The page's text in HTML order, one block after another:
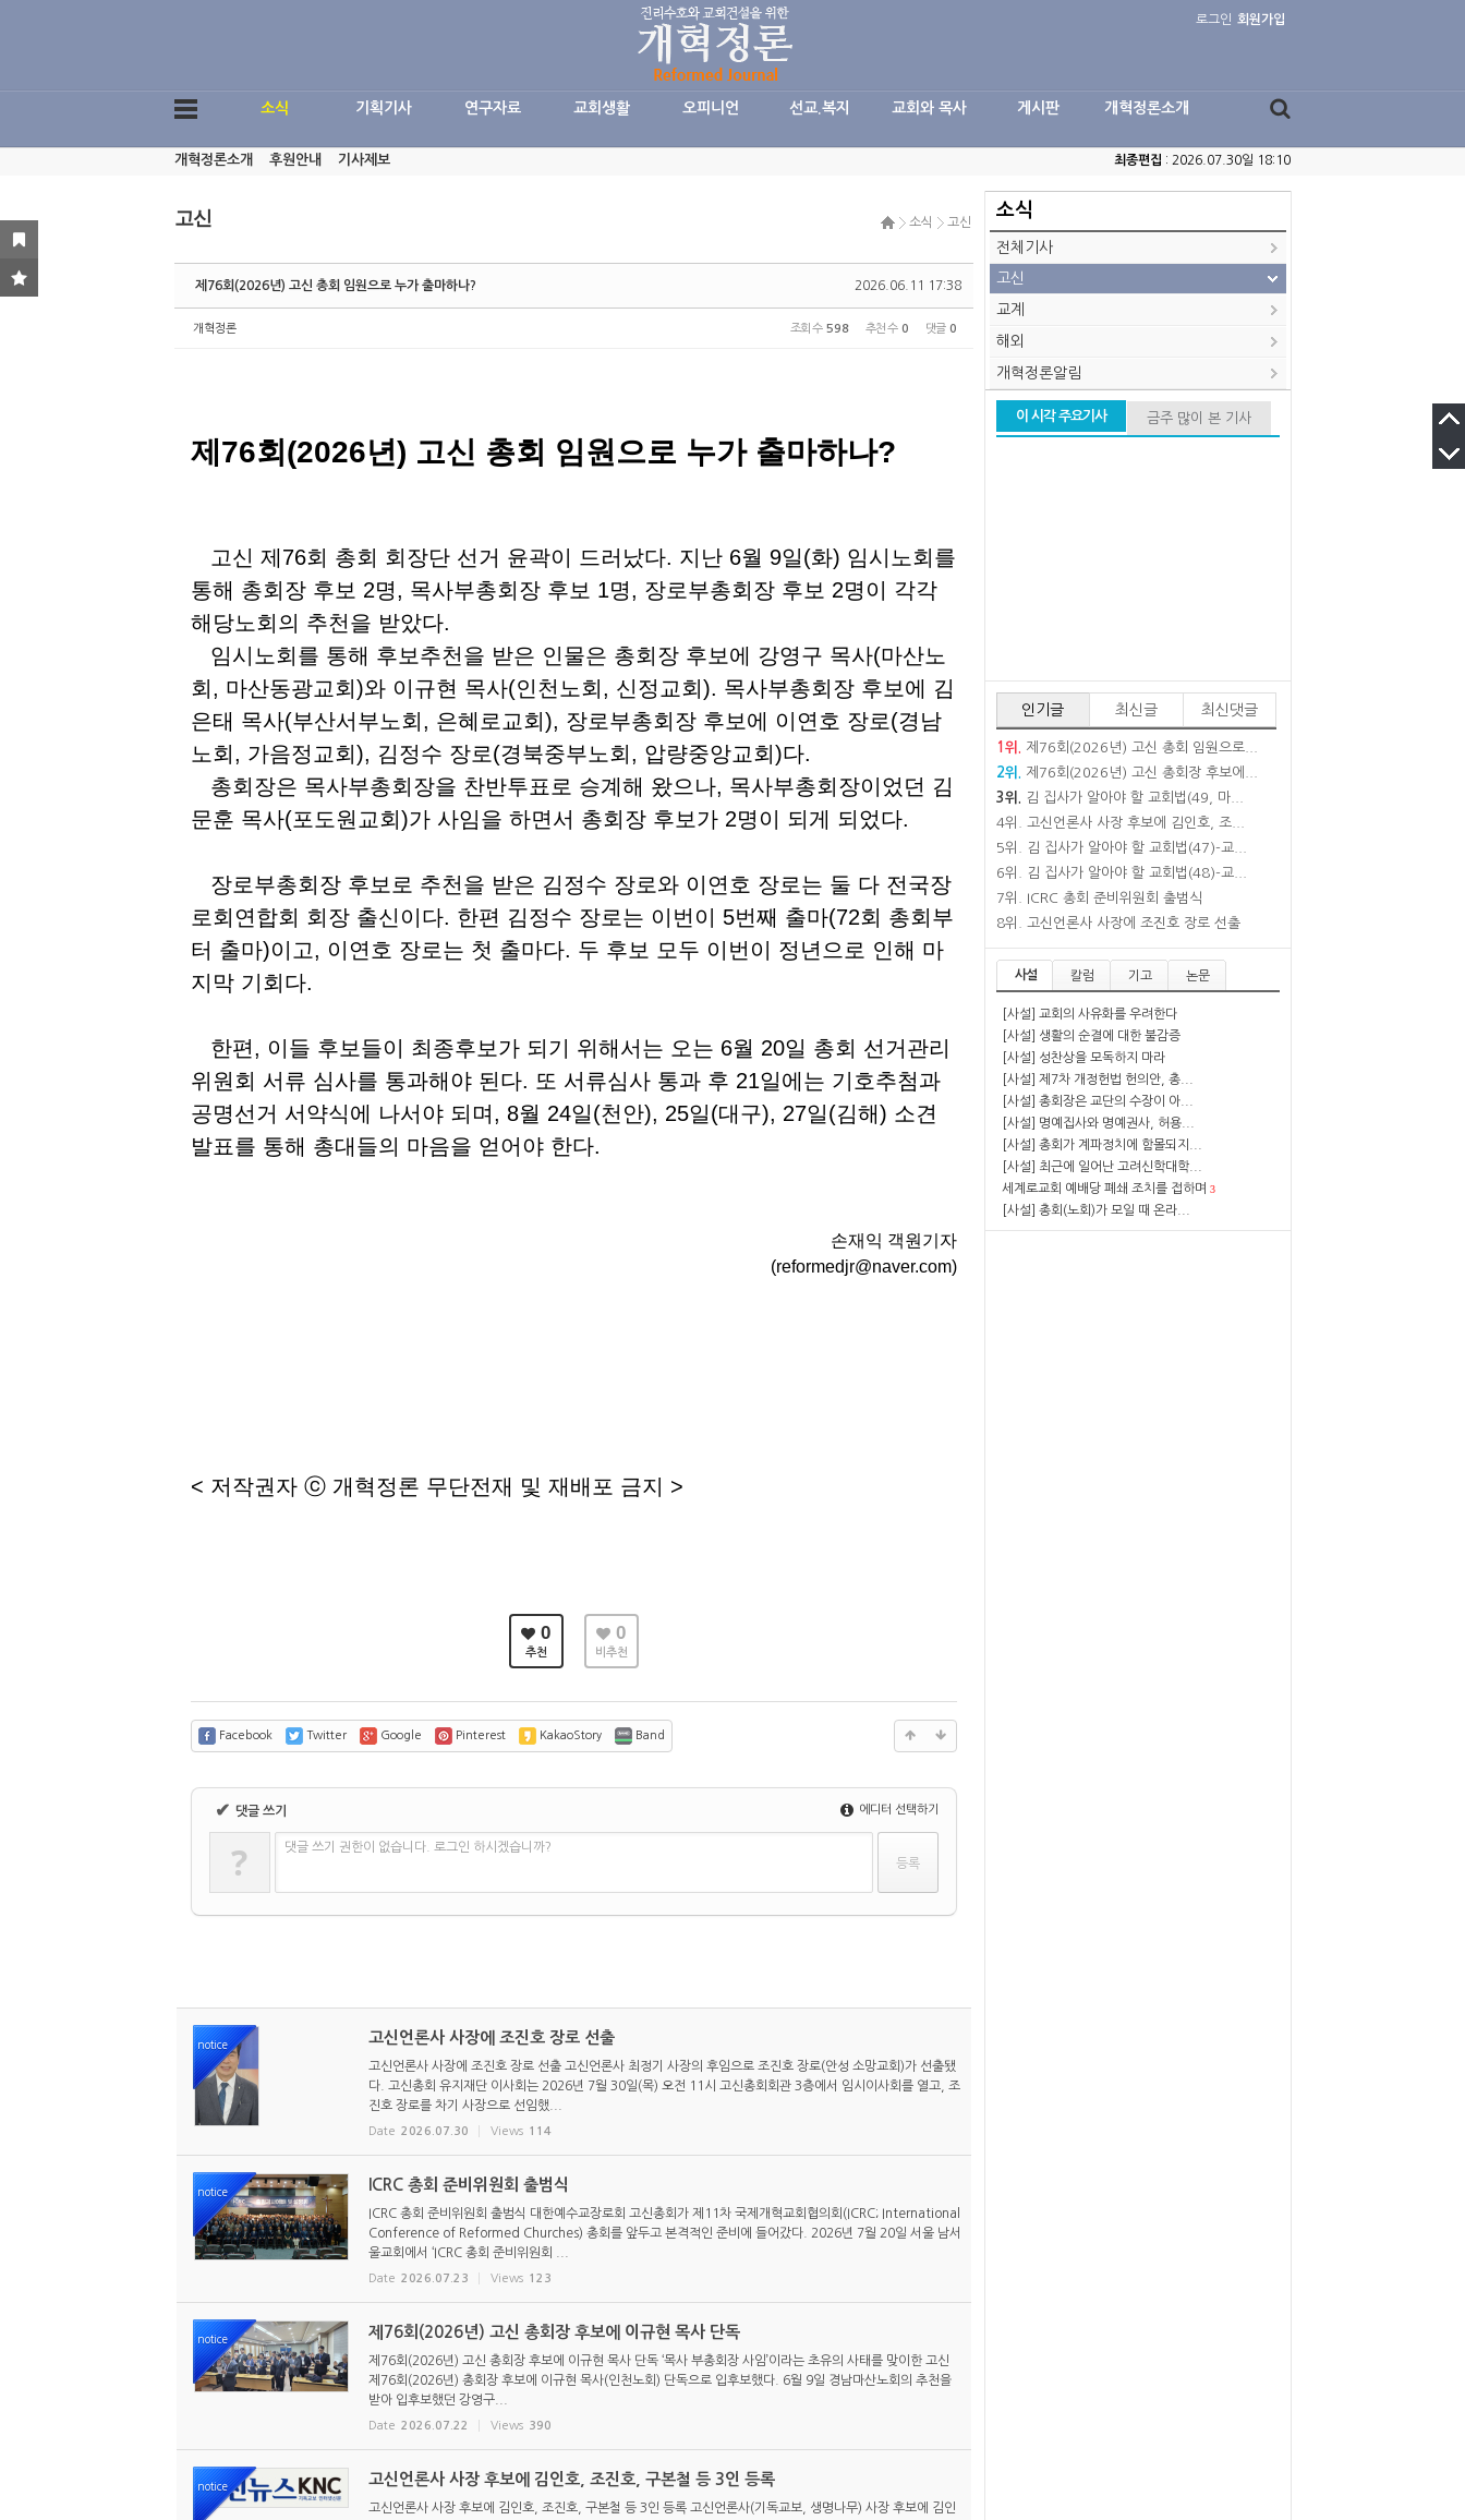
로그인 회원가입
소식 기획기사 연구자료 교회생활 오피니언 선교.복지 교회와 목사 게시판 개혁정론소개
개혁정론소개 후원안내 기사제보 최종편집 : 2026.07.30일 18:10
고신 소식 고신
2026.06.11 17:38
제76회(2026년) 고신 총회 임원으로 누가 출마하나?
개혁정론 조회 수 598 추천 수 0 댓글 0
제 76회(2026년) 고신 총회 임원으로 누가 출마하나?
고신 제 76회 총회 회장단 선거 윤곽이 드러났다. 지난 6월 9일(화) 임시노회를
통해 총회장 후보 2명, 목사부총회장 후보 1명, 장로부총회장 후보 2명이 각각
해당노회의 추천을 받았다.
임시노회를 통해 후보추천을 받은 인물은 총회장 후보에 강영구 목사(마산노
회 , 마산동광교회 )와 이규현 목사(인천노회 , 신정교회 ). 목사부총회장 후보에 김
은태 목사(부산서부노회 , 은혜로교회 ), 장로부총회장 후보에 이연호 장로(경남
노회 , 가음정교회 ), 김정수 장로(경북중부노회 , 압량중앙교회 )다.
총회장은 목사부총회장을 찬반투표로 승계해 왔으나, 목사부총회장이었던 김
문훈 목사(포도원교회 )가 사임을 하면서 총회장 후보가 2명이 되게 되었다.
장로부총회장 후보로 추천을 받은 김정수 장로와 이연호 장로는 둘 다 전국장
로회연합회 회장 출신이다. 한편 김정수 장로는 이번이 5번째 출마(72회 총회부
터 출마)이고, 이연호 장로는 첫 출마다. 두 후보 모두 이번이 정년으로 인해 마
지막 기회다.
한편, 이들 후보들이 최종후보가 되기 위해서는 오는 6월 20일 총회 선거관리
위원회 서류 심사를 통과해야 된다. 또 서류심사 통과 후 21일에는 기호추첨과
공명선거 서약식에 나서야 되며 , 8월 24일(천안), 25일(대구), 27일(김해) 소견
발표를 통해 총대들의 마음을 얻어야 한다.
손재익 객원기자
(reformedjr@naver.com)
< 저작권자 ⓒ 개혁정론 무단전재 및 재배포 금지 >
0
추천
0
비추천
Facebook Twitter Google Pinterest KakaoStory Band
✔ 댓글 쓰기 에디터 선택하기
? 댓글 쓰기 권한이 없습니다. 로그인 하시겠습니까?
notice 고신언론사 사장에 조진호 장로 선출
고신언론사 사장에 조진호 장로 선출 고신언론사 최정기 사장의 후임으로 조진호 장로(안성 소망교회)가 선출됐
다. 고신총회 유지재단 이사회는 2026년 7월 30일(목) 오전 11시 고신총회회관 3층에서 임시이사회를 열고, 조
진호 장로를 차기 사장으로 선임했...
Date 2026.07.30 Views 114
notice ICRC 총회 준비위원회 출범식
ICRC 총회 준비위원회 출범식 대한예수교장로회 고신총회가 제11차 국제개혁교회협의회(ICRC; International
Conference of Reformed Churches) 총회를 앞두고 본격적인 준비에 들어갔다. 2026년 7월 20일 서울 남서
울교회에서 ‘ICRC 총회 준비위원회 ...
Date 2026.07.23 Views 123
notice 제76회(2026년) 고신 총회장 후보에 이규현 목사 단독
제76회(2026년) 고신 총회장 후보에 이규현 목사 단독 ‘목사 부총회장 사임’이라는 초유의 사태를 맞이한 고신
제76회(2026년) 총회장 후보에 이규현 목사(인천노회) 단독으로 입후보했다. 6월 9일 경남마산노회의 추천을
받아 입후보했던 강영구...
Date 2026.07.22 Views 390
notice 고신언론사 사장 후보에 김인호, 조진호, 구본철 등 3인 등록
고신언론사 사장 후보에 김인호, 조진호, 구본철 등 3인 등록 고신언론사(기독교보, 생명나무) 사장 후보에 김인
소식
전체기사
고신
교계
해외
개혁정론알림
이 시각 주요기사 금주 많이 본 기사
인기글 최신글 최신댓글
1위.
제76회(2026년) 고신 총회 임원으로...
2위.
제76회(2026년) 고신 총회장 후보에...
3위.
김 집사가 알아야 할 교회법(49, 마...
4위.
고신언론사 사장 후보에 김인호, 조...
5위.
김 집사가 알아야 할 교회법(47)-교...
6위.
김 집사가 알아야 할 교회법(48)-교...
7위.
ICRC 총회 준비위원회 출범식
8위.
고신언론사 사장에 조진호 장로 선출
사설 칼럼 기고 논문
[사설] 교회의 사유화를 우려한다
[사설] 생활의 순결에 대한 불감증
[사설] 성찬상을 모독하지 마라
[사설] 제7차 개정헌법 헌의안, 총...
[사설] 총회장은 교단의 수장이 아...
[사설] 명예집사와 명예권사, 허용...
[사설] 총회가 계파정치에 함몰되지...
[사설] 최근에 일어난 고려신학대학...
세계로교회 예배당 폐쇄 조치를 접하며 3
[사설] 총회(노회)가 모일 때 온라...
Sketchbook5, 스케치북5
Sketchbook5, 스케치북5